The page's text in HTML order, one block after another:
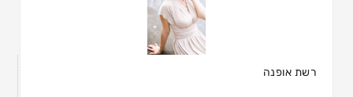
רשת אופנה